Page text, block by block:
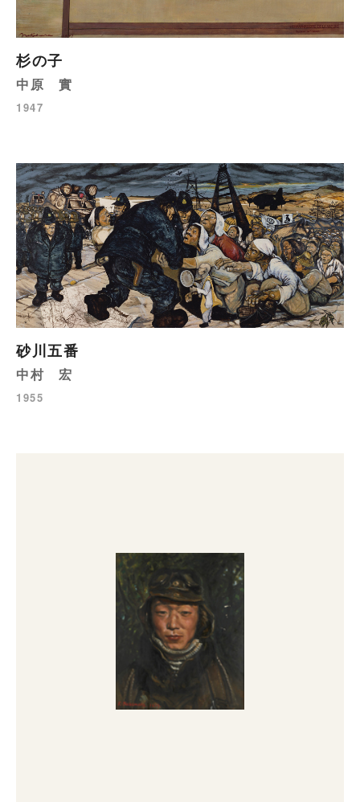
杉の子
中原 實
1947
砂川五番
中村 宏
1955